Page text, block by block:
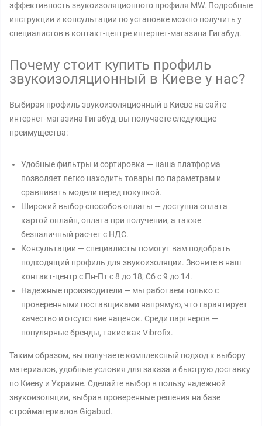
эффективность звукоизоляционного профиля MW. Подробные
инструкции и консультации по установке можно получить у
специалистов в контакт-центре интернет-магазина Гигабуд.
Почему стоит купить профиль
звукоизоляционный в Киеве у нас?
Выбирая профиль звукоизоляционный в Киеве на сайте
интернет-магазина Гигабуд, вы получаете следующие
преимущества:
Удобные фильтры и сортировка — наша платформа
позволяет легко находить товары по параметрам и
сравнивать модели перед покупкой.
Широкий выбор способов оплаты — доступна оплата
картой онлайн, оплата при получении, а также
безналичный расчет с НДС.
Консультации — специалисты помогут вам подобрать
подходящий профиль для звукоизоляции. Звоните в наш
контакт-центр с Пн-Пт с 8 до 18, Сб с 9 до 14.
Надежные производители — мы работаем только с
проверенными поставщиками напрямую, что гарантирует
качество и отсутствие наценок. Среди партнеров —
популярные бренды, такие как Vibrofix.
Таким образом, вы получаете комплексный подход к выбору
материалов, удобные условия для заказа и быструю доставку
по Киеву и Украине. Сделайте выбор в пользу надежной
звукоизоляции, выбрав проверенные решения на базе
стройматериалов Gigabud.